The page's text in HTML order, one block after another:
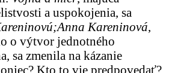
a uspokojenia, sa
Anna Kareninová
o výtvor jednotného
sa zmenila na kázanie
Kto to vie predpovedať?